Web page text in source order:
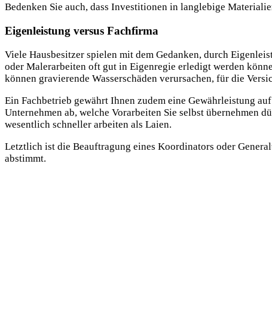
Bedenken Sie auch, dass Investitionen in langlebige
Eigenleistung versus Fachfirma
Viele Hausbesitzer spielen mit dem Gedanken, durch
oder Malerarbeiten oft gut in Eigenregie erledigt werden
können gravierende Wasserschäden verursachen, für die
Ein Fachbetrieb gewährt Ihnen zudem eine Gewährleistung
Unternehmen ab, welche Vorarbeiten Sie selbst übernehmen
wesentlich schneller arbeiten als Laien.
Letztlich ist die Beauftragung eines Koordinators oder
abstimmt.